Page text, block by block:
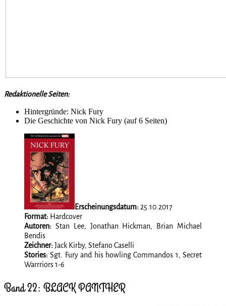
Redaktionelle Seiten:
Hintergründe: Nick Fury
Die Geschichte von Nick Fury (auf 6 Seiten)
Erscheinungsdatum: 25.10.2017
Format: Hardcover
Autoren: Stan Lee, Jonathan Hickman, Brian Michael
Bendis
Zeichner: Jack Kirby, Stefano Caselli
Stories:Sgt. Fury and his howling Commandos 1, Secret
Warrriors 1-6
Band 22: BLACK PANTHER